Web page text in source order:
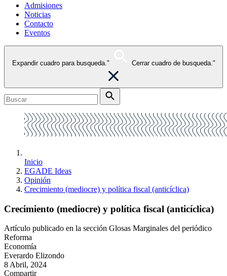
Admisiones
Noticias
Contacto
Eventos
Expandir cuadro para busqueda." Cerrar cuadro de busqueda."
Inicio
EGADE Ideas
Opinión
Crecimiento (mediocre) y política fiscal (anticíclica)
Crecimiento (mediocre) y política fiscal (anticíclica)
Artículo publicado en la sección Glosas Marginales del periódico
Reforma
Economía
Everardo Elizondo
8 Abril, 2024
Compartir